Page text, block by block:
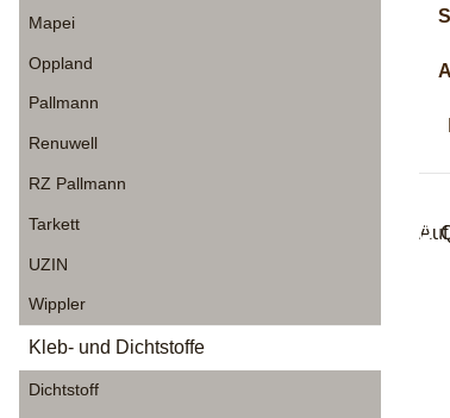
Mapei
Oppland
Pallmann
Renuwell
RZ Pallmann
Tarkett
UZIN
Wippler
Kleb- und Dichtstoffe
Dichtstoff